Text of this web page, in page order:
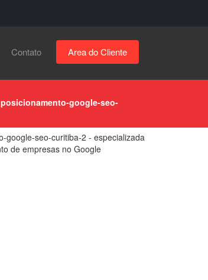
Contato Area do Cliente
posicionamento-google-seo-